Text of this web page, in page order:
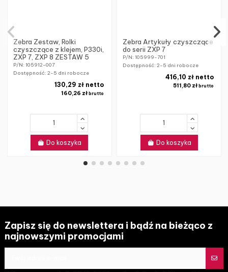
Zebra Zestaw, Rolki
czyszczące z klejem, P330i,
ZXP 7, ZXP 8 ZESTAW 5
P/N: 105912-007
Dostępność: 2-5 dni robocze
160,26 złbrutto
130,29 zł netto
Do koszyka
Zebra Artykuły czyszczące
do serii ZXP 7
P/N: 105999-701
Dostępność:2-5 dni robocze
511,80 zł brutto
416,10 zł netto
Do koszyka
Zapisz się do newslettera i bądź na bieżąco z
najnowszymi promocjami